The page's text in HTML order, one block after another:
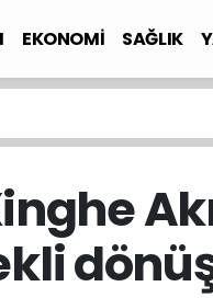
EKONOMİ SAĞLIK